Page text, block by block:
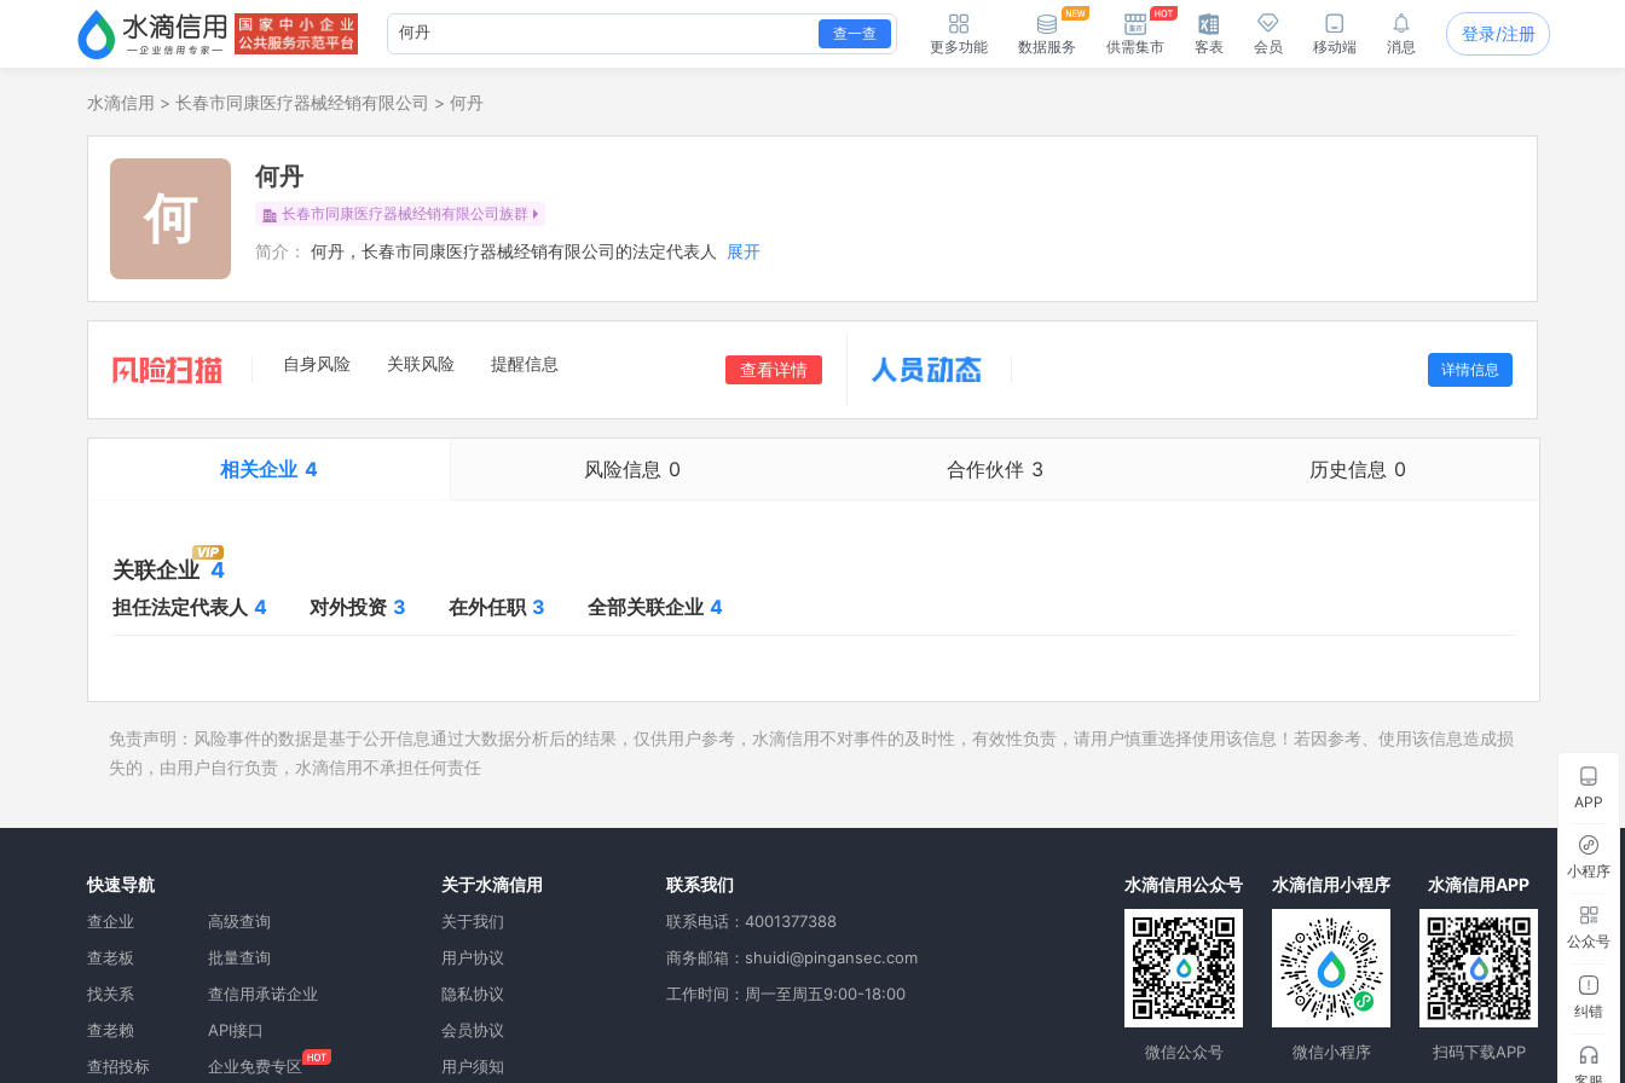
查一查
更多功能 数据服务 供需集市 客表 会员 移动端 消息
登录/注册
水滴信用 > 长春市同康医疗器械经销有限公司 > 何丹
何
何丹
长春市同康医疗器械经销有限公司族群
简介： 何丹，长春市同康医疗器械经销有限公司的法定代表人 展开
自身风险 关联风险 提醒信息 查看详情 详情信息
相关企业 4
对外投资 3
在外任职 3
所属集团 1
风险信息 0
法院公告
失信被执行人
司法协助
合作伙伴 3 历史信息 0
历史被执行人
历史司法协助
关联企业 4
担任法定代表人 4 对外投资 3 在外任职 3 全部关联企业 4
免责声明：风险事件的数据是基于公开信息通过大数据分析后的结果，仅供用户参考，水滴信用不对事件的及时性，有效性负责，请用户慎重选择使用该信息！若因参考、使用该信息造成损
失的，由用户自行负责，水滴信用不承担任何责任
快速导航
查企业
查老板
找关系
查老赖
查招投标
高级查询
批量查询
查信用承诺企业
API接口
企业免费专区
关于水滴信用
关于我们
用户协议
隐私协议
会员协议
用户须知
联系我们
联系电话：4001377388
商务邮箱：shuidi@pingansec.com
工作时间：周一至周五9:00-18:00
水滴信用公众号
微信公众号
水滴信用小程序
微信小程序
水滴信用APP
扫码下载APP
APP
小程序
公众号
纠错